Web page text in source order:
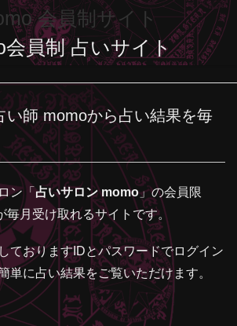
会員制 占いサイト
い師 momoから占い結果を毎
ン「 占いサロン momo」の会員限
毎月受け取れるサイトです。
ておりますIDとパスワードでログイン
単に占い結果をご覧いただけます。